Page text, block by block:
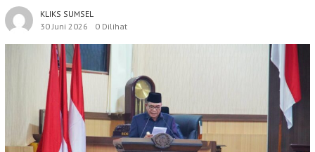
KLIKS SUMSEL
30 Juni 2026
0 Dilihat